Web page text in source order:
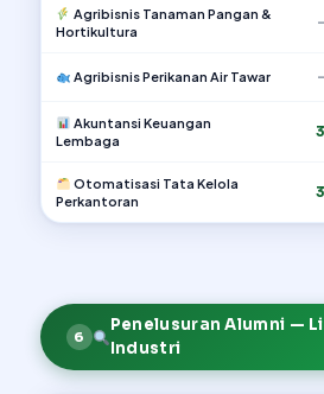
Agribisnis Tanaman Pangan &
Hortikultura
Agribisnis Perikanan Air Tawar
Akuntansi Keuangan
Lembaga
Otomatisasi Tata Kelola
Perkantoran
6
Penelusuran Alumni —
Industri